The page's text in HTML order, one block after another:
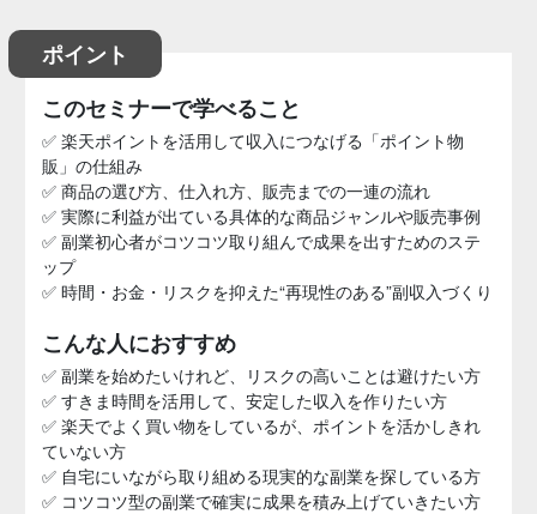
ポイント
このセミナーで学べること
✅ 楽天ポイントを活用して収入につなげる「ポイント物
販」の仕組み
✅ 商品の選び方、仕入れ方、販売までの一連の流れ
✅ 実際に利益が出ている具体的な商品ジャンルや販売事例
✅ 副業初心者がコツコツ取り組んで成果を出すためのステ
ップ
✅ 時間・お金・リスクを抑えた“再現性のある”副収入づくり
こんな人におすすめ
✅ 副業を始めたいけれど、リスクの高いことは避けたい方
✅ すきま時間を活用して、安定した収入を作りたい方
✅ 楽天でよく買い物をしているが、ポイントを活かしきれ
ていない方
✅ 自宅にいながら取り組める現実的な副業を探している方
✅ コツコツ型の副業で確実に成果を積み上げていきたい方